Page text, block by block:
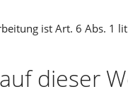
ist Art. 6 Abs. 1
dieser